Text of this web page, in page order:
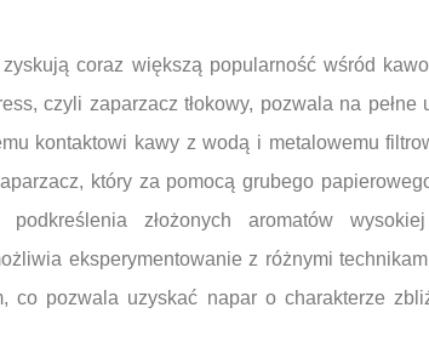
coraz większą popularność wśród
czyli zaparzacz tłokowy, pozwala na
kontaktowi kawy z wodą i metalowemu
który za pomocą grubego
złożonych aromatów
eksperymentowanie z różnymi
co pozwala uzyskać napar o charakterze